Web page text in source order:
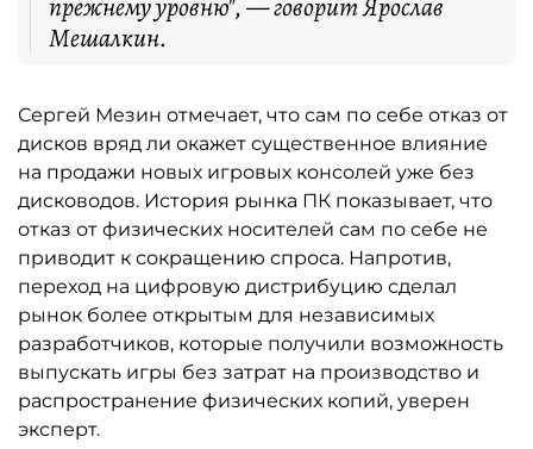
прежнему уровню", — говорит Ярослав
Мешалкин.
Сергей Мезин отмечает, что сам по себе отказ от
дисков вряд ли окажет существенное влияние
на продажи новых игровых консолей уже без
дисководов. История рынка ПК показывает, что
отказ от физических носителей сам по себе не
приводит к сокращению спроса. Напротив,
переход на цифровую дистрибуцию сделал
рынок более открытым для независимых
разработчиков, которые получили возможность
выпускать игры без затрат на производство и
распространение физических копий, уверен
эксперт.